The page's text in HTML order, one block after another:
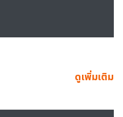
ดูเพิ่มเติม